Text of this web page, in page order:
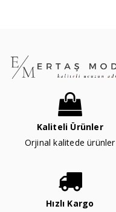
Kaliteli Ürünler
Orjinal kalitede ürünler
Hızlı Kargo